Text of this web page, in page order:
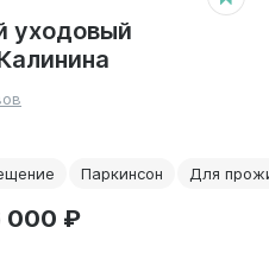
уходовый
Паркинсон Для
000 ₽